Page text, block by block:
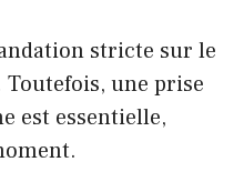
stricte sur le
une prise
est essentielle,